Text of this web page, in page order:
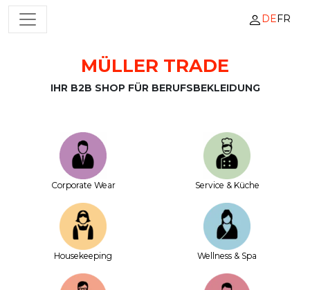
Zum Inhalt springen
HAUPTNAVIGATION DEFR
MÜLLER TRADE
IHR B2B SHOP FÜR BERUFSBEKLEIDUNG
Corporate Wear Service & Küche
House­keeping Wellness & Spa